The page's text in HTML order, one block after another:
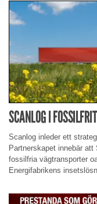
SCANLOG I
Scanlog inleder ett
Partnerskapet innebär
fossilfria vägtransporter
Energifabrikens